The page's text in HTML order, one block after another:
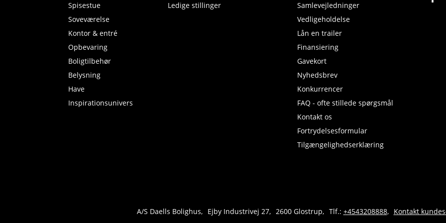
Spisestue
Soveværelse
Kontor & entré
Opbevaring
Boligtilbehør
Belysning
Have
Inspirationsunivers
Ledige stillinger
Samlevejledninger
Vedligeholdelse
Lån en trailer
Finansiering
Gavekort
Nyhedsbrev
Konkurrencer
FAQ - ofte stillede spørgsmål
Kontakt os
Fortrydelsesformular
Tilgængelighedserklæring
A/S Daells Bolighus Ejby Industrivej 27 2600 Glostrup Tlf.: +4543208888 Kontakt